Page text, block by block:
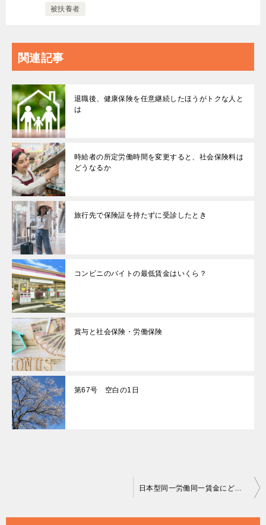
被扶養者
関連記事
退職後、健康保険を任意継続したほうがトクな人と
は
時給者の所定労働時間を変更すると、社会保険料は
どうなるか
旅行先で保険証を持たずに受診したとき
コンビニのバイトの最低賃金はいくら？
賞与と社会保険・労働保険
第67号 空白の1日
日本型同一労働同一賃金にどう対応するか